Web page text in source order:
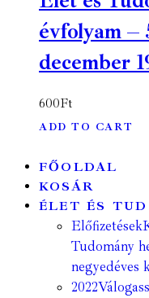
évfolyam –
december
600Ft
ADD TO CART
FŐOLDAL
KOSÁR
ÉLET ÉS
Előfizetések
Tudomány
negyedéves
2022